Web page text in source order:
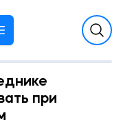
при